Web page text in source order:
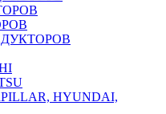
HYUNDAI,